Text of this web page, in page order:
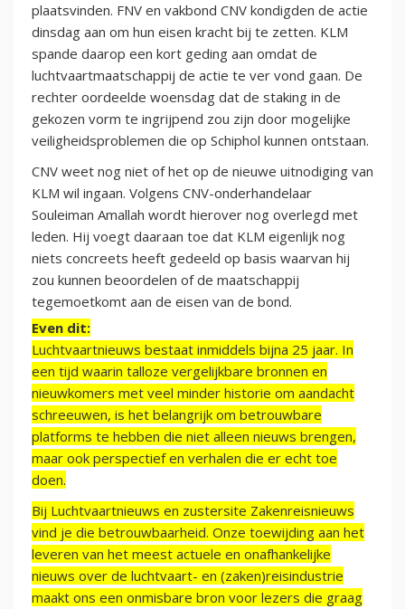
plaatsvinden. FNV en vakbond CNV kondigden de actie
dinsdag aan om hun eisen kracht bij te zetten. KLM
spande daarop een kort geding aan omdat de
luchtvaartmaatschappij de actie te ver vond gaan. De
rechter oordeelde woensdag dat de staking in de
gekozen vorm te ingrijpend zou zijn door mogelijke
veiligheidsproblemen die op Schiphol kunnen ontstaan.
CNV weet nog niet of het op de nieuwe uitnodiging van
KLM wil ingaan. Volgens CNV-onderhandelaar
Souleiman Amallah wordt hierover nog overlegd met
leden. Hij voegt daaraan toe dat KLM eigenlijk nog
niets concreets heeft gedeeld op basis waarvan hij
zou kunnen beoordelen of de maatschappij
tegemoetkomt aan de eisen van de bond.
Even dit:
Luchtvaartnieuws bestaat inmiddels bijna 25 jaar. In
een tijd waarin talloze vergelijkbare bronnen en
nieuwkomers met veel minder historie om aandacht
schreeuwen, is het belangrijk om betrouwbare
platforms te hebben die niet alleen nieuws brengen,
maar ook perspectief en verhalen die er echt toe
doen.
Bij Luchtvaartnieuws en zustersite Zakenreisnieuws
vind je die betrouwbaarheid. Onze toewijding aan het
leveren van het meest actuele en onafhankelijke
nieuws over de luchtvaart- en (zaken)reisindustrie
maakt ons een onmisbare bron voor lezers die graag